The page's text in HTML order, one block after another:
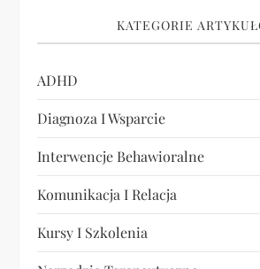
KATEGORIE
ADHD
Diagnoza I Wsparcie
Interwencje Behawioralne
Komunikacja I Relacja
Kursy I Szkolenia